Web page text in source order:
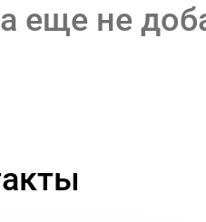
еще не